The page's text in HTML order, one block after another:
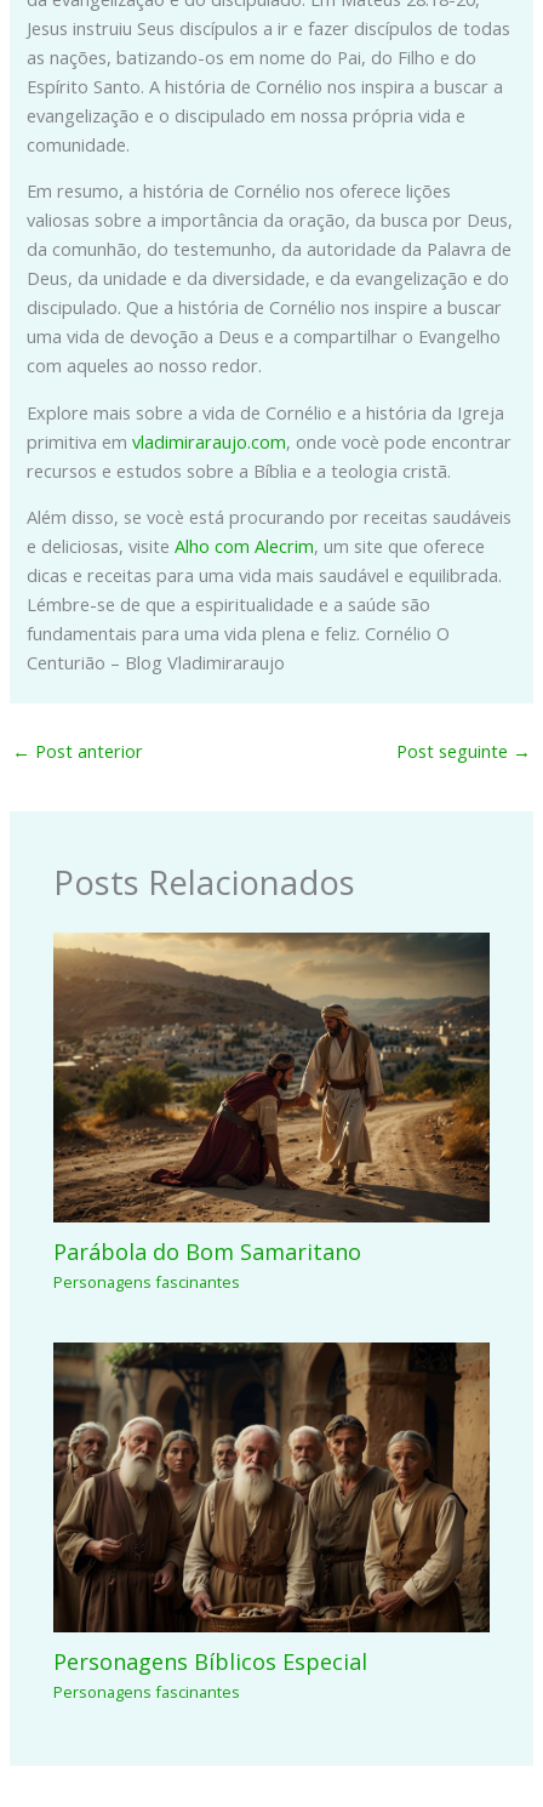
Jesus instruiu Seus discípulos a ir e fazer discípulos de todas
as nações, batizando-os em nome do Pai, do Filho e do
Espírito Santo. A história de Cornélio nos inspira a buscar a
evangelização e o discipulado em nossa própria vida e
comunidade.
Em resumo, a história de Cornélio nos oferece lições
valiosas sobre a importância da oração, da busca por Deus,
da comunhão, do testemunho, da autoridade da Palavra de
Deus, da unidade e da diversidade, e da evangelização e do
discipulado. Que a história de Cornélio nos inspire a buscar
uma vida de devoção a Deus e a compartilhar o Evangelho
com aqueles ao nosso redor.
Explore mais sobre a vida de Cornélio e a história da Igreja
primitiva emvladimiraraujo.com, onde vocè pode encontrar
recursos e estudos sobre a Bíblia e a teologia cristã.
Além disso, se vocè está procurando por receitas saudáveis
e deliciosas, visiteAlho com Alecrim, um site que oferece
dicas e receitas para uma vida mais saudável e equilibrada.
Lémbre-se de que a espiritualidade e a saúde são
fundamentais para uma vida plena e feliz. Cornélio O
Centurião – Blog Vladimiraraujo
← Post anterior Post seguinte →
Posts Relacionados
Parábola do Bom Samaritano
Personagens fascinantes
Personagens Bíblicos Especial
Personagens fascinantes